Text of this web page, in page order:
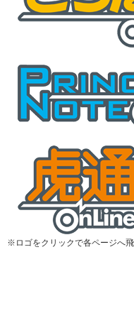
※ロゴをクリックで各ページへ